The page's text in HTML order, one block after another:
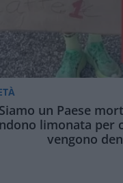
Siamo un Paese
limonata per
vengono